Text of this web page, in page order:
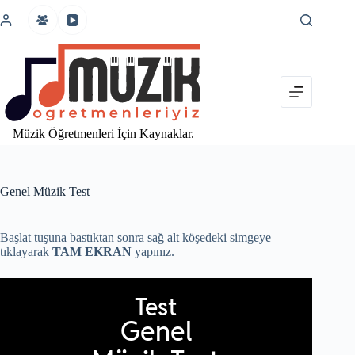
atla
Müzik Öğretmenleri İçin Kaynaklar.
Genel Müzik Test
Başlat tuşuna bastıktan sonra sağ alt köşedeki simgeye
tıklayarak TAM EKRAN yapınız.